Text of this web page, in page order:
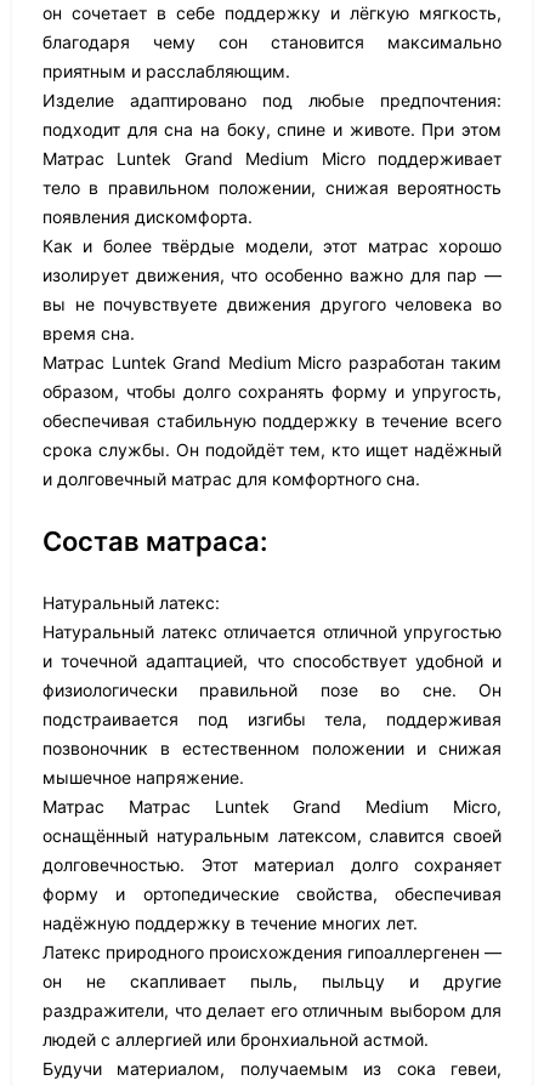
он сочетает в себе поддержку и лёгкую мягкость,
благодаря чему сон становится максимально
приятным и расслабляющим.
Изделие адаптировано под любые предпочтения:
подходит для сна на боку, спине и животе. При этом
Матрас Luntek Grand Medium Micro поддерживает
тело в правильном положении, снижая вероятность
появления дискомфорта.
Как и более твёрдые модели, этот матрас хорошо
изолирует движения, что особенно важно для пар —
вы не почувствуете движения другого человека во
время сна.
Матрас Luntek Grand Medium Micro разработан таким
образом, чтобы долго сохранять форму и упругость,
обеспечивая стабильную поддержку в течение всего
срока службы. Он подойдёт тем, кто ищет надёжный
и долговечный матрас для комфортного сна.
Состав матраса:
Натуральный латекс:
Натуральный латекс отличается отличной упругостью
и точечной адаптацией, что способствует удобной и
физиологически правильной позе во сне. Он
подстраивается под изгибы тела, поддерживая
позвоночник в естественном положении и снижая
мышечное напряжение.
Матрас Матрас Luntek Grand Medium Micro,
оснащённый натуральным латексом, славится своей
долговечностью. Этот материал долго сохраняет
форму и ортопедические свойства, обеспечивая
надёжную поддержку в течение многих лет.
Латекс природного происхождения гипоаллергенен —
он не скапливает пыль, пыльцу и другие
раздражители, что делает его отличным выбором для
людей с аллергией или бронхиальной астмой.
Будучи материалом, получаемым из сока гевеи,